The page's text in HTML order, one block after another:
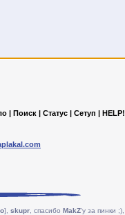
| Поиск | Статус | Сетуп | HELP!
], skupr , спасибо MakZ'у за пинки ;),